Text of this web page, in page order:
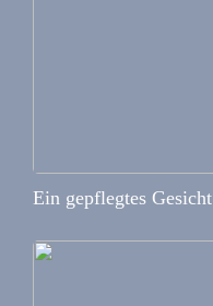
Ein gepflegtes Gesicht